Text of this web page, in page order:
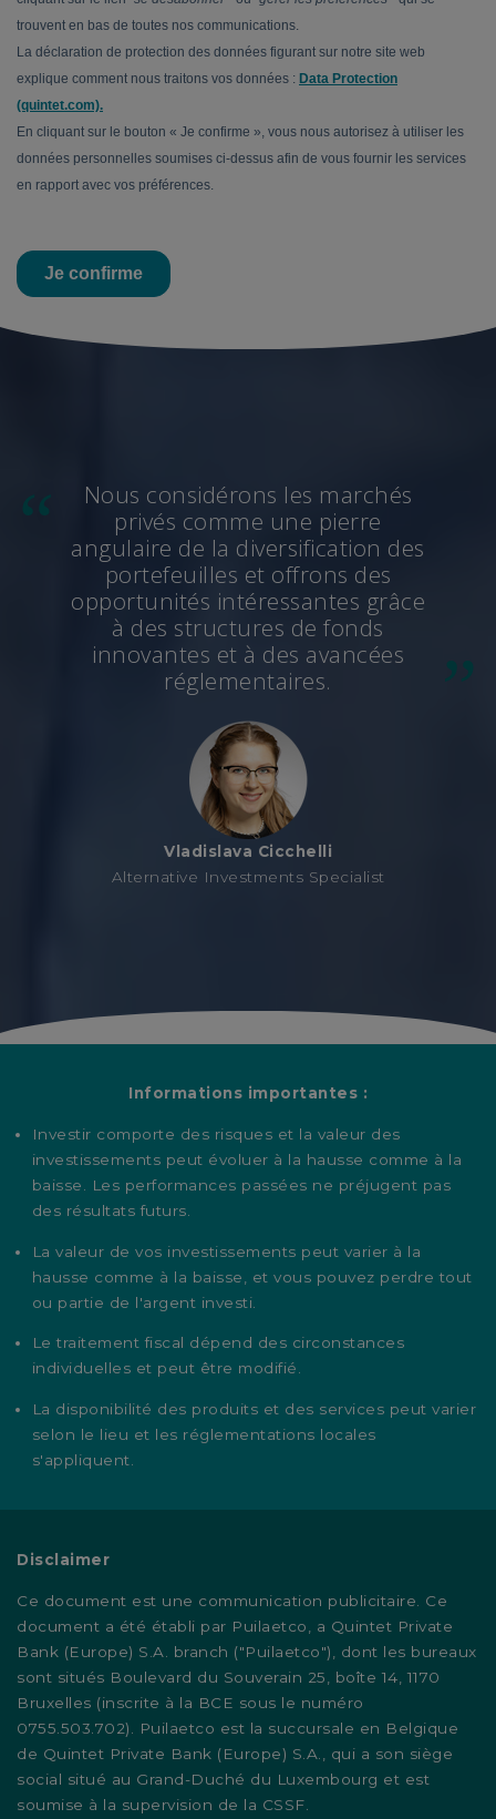
Nous considérons les marchés
privés comme une pierre
angulaire de la diversification des
portefeuilles et offrons des
opportunités intéressantes grâce
à des structures de fonds
innovantes et à des avancées
réglementaires.
Vladislava Cicchelli
Alternative Investments Specialist
Informations importantes :
Investir comporte des risques et la valeur des
investissements peut évoluer à la hausse comme à la
baisse. Les performances passées ne préjugent pas
des résultats futurs.
La valeur de vos investissements peut varier à la
hausse comme à la baisse, et vous pouvez perdre tout
ou partie de l'argent investi.
Le traitement fiscal dépend des circonstances
individuelles et peut être modifié.
La disponibilité des produits et des services peut varier
selon le lieu et les réglementations locales
s'appliquent.
Disclaimer
Ce document est une communication publicitaire. Ce
document a été établi par Puilaetco, a Quintet Private
Bank (Europe) S.A. branch ("Puilaetco"), dont les bureaux
sont situés Boulevard du Souverain 25, boîte 14, 1170
Bruxelles (inscrite à la BCE sous le numéro
0755.503.702). Puilaetco est la succursale en Belgique
de Quintet Private Bank (Europe) S.A., qui a son siège
social situé au Grand-Duché du Luxembourg et est
soumise à la supervision de la CSSF.